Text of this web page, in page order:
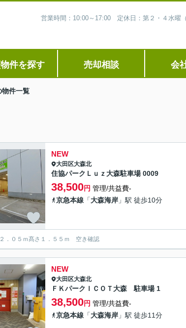
営業時間：10:00～17:00 定休日：第２・４水曜
件を探す 売却相談 会
物件一覧
NEW
大田区大森北
住協パークＬｕｚ大森駐車場 0009
38,500円 管理/共益費-
京急本線 「大森海岸 」駅 徒歩10分
．０５ｍ髙さ１．５５ｍ 空き確認
NEW
大田区大森北
ＦＫパークＩＣＯＴ大森 駐車場 1
38,500円 管理/共益費-
京急本線 「大森海岸 」駅 徒歩11分